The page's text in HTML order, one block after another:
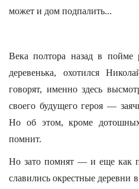
может и дом подпалить...
Века полтора назад в
деревенька, охотился
говорят, именно здесь
своего будущего героя —
Но об этом, кроме
помнит.
Но зато помнят — и еще как
славились окрестные деревни